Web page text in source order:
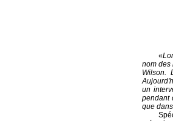
«
nom des
Wilson.
un
pendant
que